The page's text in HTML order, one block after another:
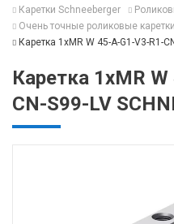
Каретки Schneeberger
Очень точные роликовые
Каретка 1хMR W 45-A-G1-V3-R1-
Каретка 1хMR
CN-S99-LV